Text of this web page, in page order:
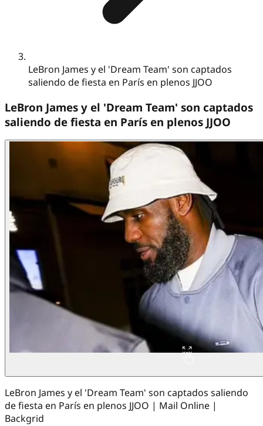
LeBron James y el 'Dream Team' son captados
saliendo de fiesta en París en plenos JJOO
LeBron James y el 'Dream Team' son captados
saliendo de fiesta en París en plenos JJOO
LeBron James y el 'Dream Team' son captados saliendo
de fiesta en París en plenos JJOO | Mail Online |
Backgrid